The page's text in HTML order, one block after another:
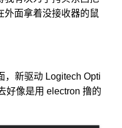
外面拿着没接收器的鼠
，新驱动 Logitech Opti
好像是用 electron 撸的